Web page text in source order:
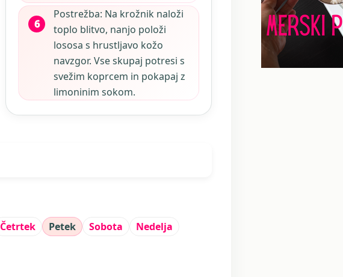
Postrežba: Na krožnik naloži
toplo blitvo, nanjo položi
lososa s hrustljavo kožo
navzgor. Vse skupaj potresi s
svežim koprcem in pokapaj z
limoninim sokom.
Četrtek Petek Sobota Nedelja